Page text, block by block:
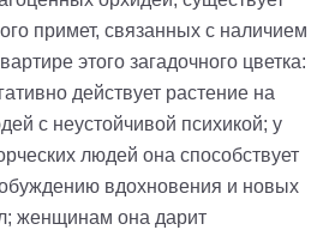
примет, связанных с наличием
этого загадочного цветка:
действует растение на
с неустойчивой психикой; у
людей она способствует
вдохновения и новых
женщинам она дарит